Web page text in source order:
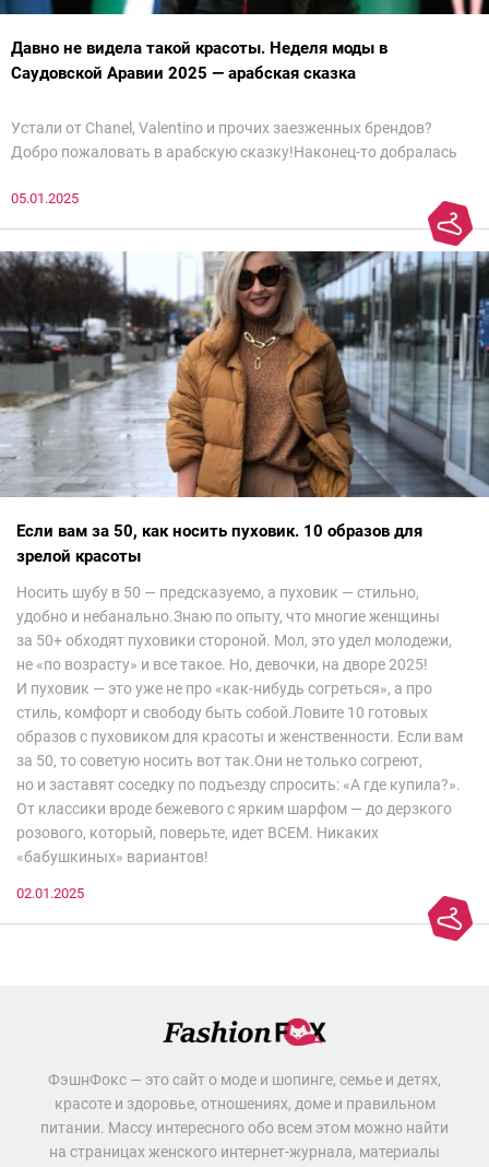
Давно не видела такой красоты. Неделя моды в
Саудовской Аравии 2025 — арабская сказка
Устали от Chanel, Valentino и прочих заезженных брендов?
Добро пожаловать в арабскую сказку!Наконец-то добралась
все и осталась под глубоким впечатлением. Национальный
невероятно красиво.Все стереотипы, какие были у меня насчет
арабских дизайнеров, рассеялись как дым. А столько красоты
сегодня сложно увидеть на других известных неделях
мод.Самое интересное сейчас покажу ?
05.01.2025
Если вам за 50, как носить пуховик. 10 образов для
зрелой красоты
Носить шубу в 50 — предсказуемо, а пуховик — стильно,
удобно и небанально.Знаю по опыту, что многие женщины
за 50+ обходят пуховики стороной. Мол, это удел молодежи,
не «по возрасту» и все такое. Но, девочки, на дворе 2025!
И пуховик — это уже не про «как-нибудь согреться», а про
стиль, комфорт и свободу быть собой.Ловите 10 готовых
образов с пуховиком для красоты и женственности. Если вам
за 50, то советую носить вот так.Они не только согреют,
но и заставят соседку по подъезду спросить: «А где купила?».
От классики вроде бежевого с ярким шарфом — до дерзкого
розового, который, поверьте, идет ВСЕМ. Никаких
«бабушкиных» вариантов!
02.01.2025
ФэшнФокс — это сайт о моде и шопинге, семье и детях,
красоте и здоровье, отношениях, доме и правильном
питании. Массу интересного обо всем этом можно найти
на страницах женского интернет-журнала, материалы